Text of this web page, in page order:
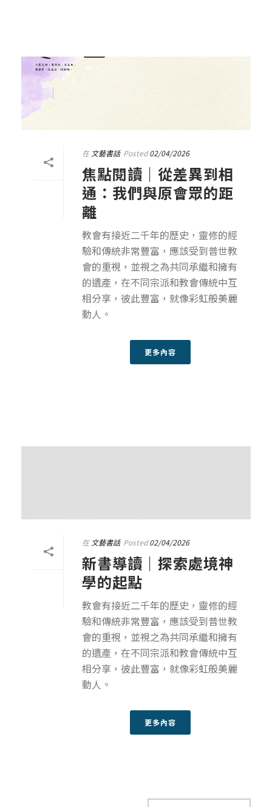
在 文藝書話 Posted 02/04/2026
焦點閱讀｜從差異到相
通：我們與原會眾的距
離
教會有接近二千年的歷史，靈修的經
驗和傳統非常豐富，應該受到普世教
會的重視，並視之為共同承繼和擁有
的遺產，在不同宗派和教會傳統中互
相分享，彼此豐富，就像彩虹般美麗
動人。
更多內容
在 文藝書話 Posted 02/04/2026
新書導讀｜探索處境神
學的起點
教會有接近二千年的歷史，靈修的經
驗和傳統非常豐富，應該受到普世教
會的重視，並視之為共同承繼和擁有
的遺產，在不同宗派和教會傳統中互
相分享，彼此豐富，就像彩虹般美麗
動人。
更多內容